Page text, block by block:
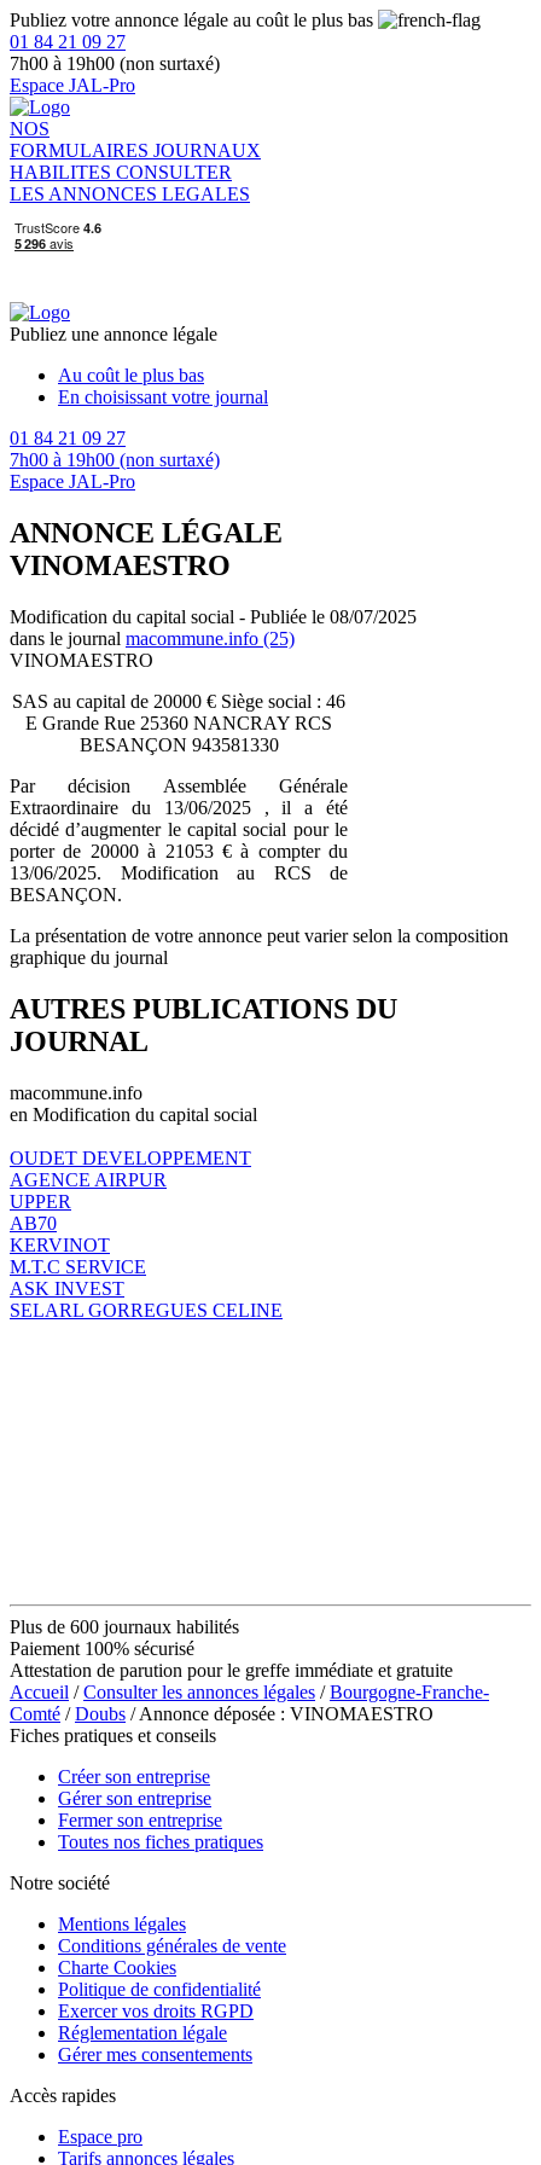
Publiez votre annonce légale au coût le plus bas
01 84 21 09 27
7h00 à 19h00 (non surtaxé)
Espace JAL-Pro
NOS
FORMULAIRES JOURNAUX
HABILITES CONSULTER
LES ANNONCES LEGALES
Publiez une annonce légale
Au coût le plus bas
En choisissant votre journal
01 84 21 09 27
7h00 à 19h00 (non surtaxé)
Espace JAL-Pro
ANNONCE LÉGALE
VINOMAESTRO
Modification du capital social - Publiée le 08/07/2025
dans le journal macommune.info (25)
VINOMAESTRO
SAS au capital de 20000 € Siège social : 46
E Grande Rue 25360 NANCRAY RCS
BESANÇON 943581330
Par décision Assemblée Générale
Extraordinaire du 13/06/2025 , il a été
décidé d’augmenter le capital social pour le
porter de 20000 à 21053 € à compter du
13/06/2025. Modification au RCS de
BESANÇON.
La présentation de votre annonce peut varier selon la composition
graphique du journal
AUTRES PUBLICATIONS DU
JOURNAL
macommune.info
en Modification du capital social
OUDET DEVELOPPEMENT
AGENCE AIRPUR
UPPER
AB70
KERVINOT
M.T.C SERVICE
ASK INVEST
SELARL GORREGUES CELINE
Plus de 600 journaux habilités
Paiement 100% sécurisé
Attestation de parution pour le greffe immédiate et gratuite
Accueil /Consulter les annonces légales /Bourgogne-Franche-
Comté /Doubs / Annonce déposée : VINOMAESTRO
Fiches pratiques et conseils
Créer son entreprise
Gérer son entreprise
Fermer son entreprise
Toutes nos fiches pratiques
Notre société
Mentions légales
Conditions générales de vente
Charte Cookies
Politique de confidentialité
Exercer vos droits RGPD
Réglementation légale
Gérer mes consentements
Accès rapides
Espace pro
Tarifs annonces légales